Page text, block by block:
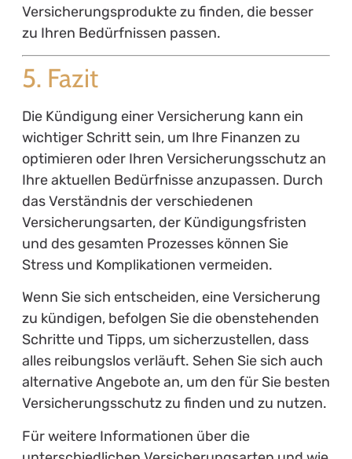
Versicherungsprodukte zu finden, die besser
zu Ihren Bedürfnissen passen.
5. Fazit
Die Kündigung einer Versicherung kann ein
wichtiger Schritt sein, um Ihre Finanzen zu
optimieren oder Ihren Versicherungsschutz an
Ihre aktuellen Bedürfnisse anzupassen. Durch
das Verständnis der verschiedenen
Versicherungsarten, der Kündigungsfristen
und des gesamten Prozesses können Sie
Stress und Komplikationen vermeiden.
Wenn Sie sich entscheiden, eine Versicherung
zu kündigen, befolgen Sie die obenstehenden
Schritte und Tipps, um sicherzustellen, dass
alles reibungslos verläuft. Sehen Sie sich auch
alternative Angebote an, um den für Sie besten
Versicherungsschutz zu finden und zu nutzen.
Für weitere Informationen über die